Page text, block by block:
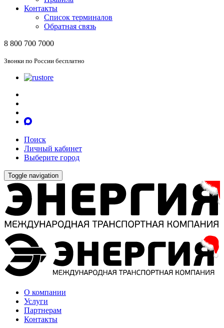
Контакты
Список терминалов
Обратная связь
8 800 700 7000
Звонки по России бесплатно
Поиск
Личный кабинет
Выберите город
Toggle navigation
О компании
Услуги
Партнерам
Контакты